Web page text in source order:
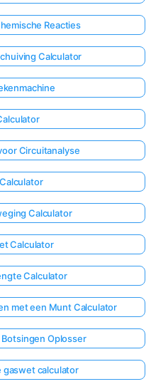
Reacties
Calculator
Circuitanalyse
Calculator
Calculator
Calculator
met een Munt Calculator
Oplosser
gaswet calculator